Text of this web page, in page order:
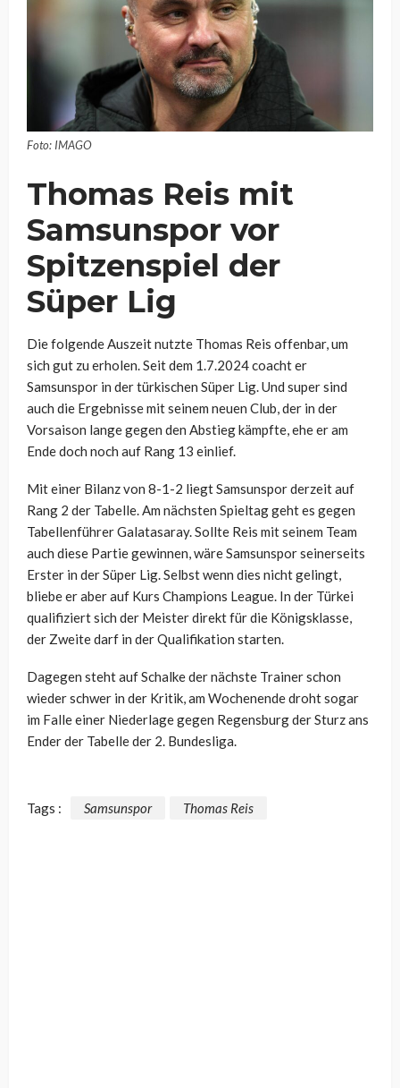
Foto: IMAGO
Thomas Reis mit
Samsunspor vor
Spitzenspiel der
Süper Lig
Die folgende Auszeit nutzte Thomas Reis offenbar, um
sich gut zu erholen. Seit dem 1.7.2024 coacht er
Samsunspor in der türkischen Süper Lig. Und super sind
auch die Ergebnisse mit seinem neuen Club, der in der
Vorsaison lange gegen den Abstieg kämpfte, ehe er am
Ende doch noch auf Rang 13 einlief.
Mit einer Bilanz von 8-1-2 liegt Samsunspor derzeit auf
Rang 2 der Tabelle. Am nächsten Spieltag geht es gegen
Tabellenführer Galatasaray. Sollte Reis mit seinem Team
auch diese Partie gewinnen, wäre Samsunspor seinerseits
Erster in der Süper Lig. Selbst wenn dies nicht gelingt,
bliebe er aber auf Kurs Champions League. In der Türkei
qualifiziert sich der Meister direkt für die Königsklasse,
der Zweite darf in der Qualifikation starten.
Dagegen steht auf Schalke der nächste Trainer schon
wieder schwer in der Kritik, am Wochenende droht sogar
im Falle einer Niederlage gegen Regensburg der Sturz ans
Ender der Tabelle der 2. Bundesliga.
Tags : Samsunspor Thomas Reis